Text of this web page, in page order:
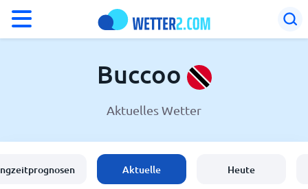
Trinidad And Tobago
Buccoo
Aktuelles Wetter
Aktuelle Heute